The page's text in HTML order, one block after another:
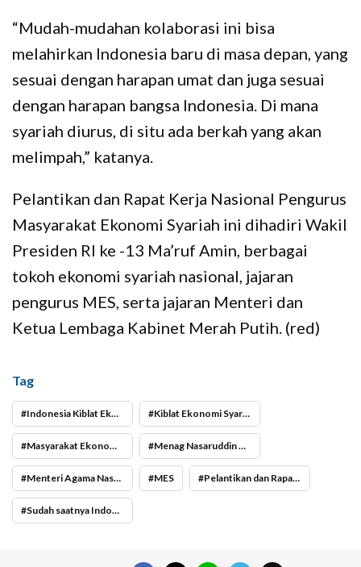
“Mudah-mudahan kolaborasi ini bisa
melahirkan Indonesia baru di masa depan, yang
sesuai dengan harapan umat dan juga sesuai
dengan harapan bangsa Indonesia. Di mana
syariah diurus, di situ ada berkah yang akan
melimpah,” katanya.
Pelantikan dan Rapat Kerja Nasional Pengurus
Masyarakat Ekonomi Syariah ini dihadiri Wakil
Presiden RI ke -13 Ma’ruf Amin, berbagai
tokoh ekonomi syariah nasional, jajaran
pengurus MES, serta jajaran Menteri dan
Ketua Lembaga Kabinet Merah Putih. (red)
Tag
Indonesia Kiblat Ekonomi Syariah Dunia Kiblat Ekonomi Syariah Dunia
Masyarakat Ekonomi Syariah Menag Nasaruddin Umar
Menteri Agama Nasaruddin Umar MES Pelantikan dan Rapat Kerja Nasional Pengurus Pusat Masyarakat Ekonomi Syariah
Sudah saatnya Indonesia Kiblat Ekonomi Syariah Dunia